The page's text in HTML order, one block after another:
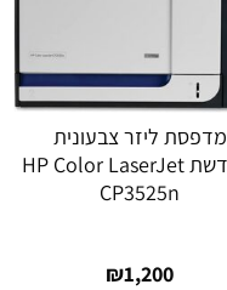
מדפסת ליזר צבעונית
מחודשת HP Color LaserJet
CP3525n
₪1,200